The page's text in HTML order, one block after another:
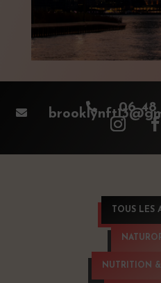
 06 48

TOUS LES
NUTRITION